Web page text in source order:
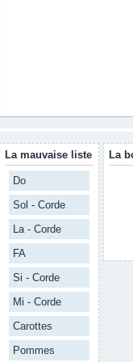
La mauvaise liste
Do
Sol - Corde
La - Corde
FA
Si - Corde
Mi - Corde
Carottes
Pommes
La